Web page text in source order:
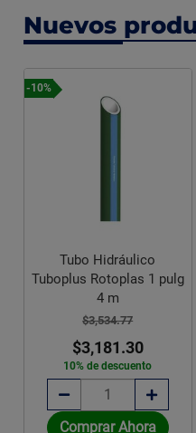
Nuevos
-10%
Tubo Hidráulico
Tuboplus Rotoplas 1 pulg
4 m
$3,534.77
$3,181.30
10% de descuento
Comprar Ahora